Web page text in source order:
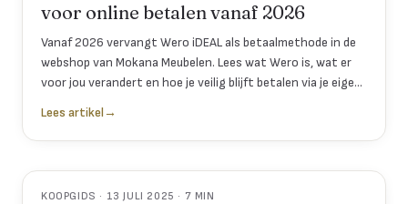
voor online betalen vanaf 2026
Vanaf 2026 vervangt Wero iDEAL als betaalmethode in de
webshop van Mokana Meubelen. Lees wat Wero is, wat er
voor jou verandert en hoe je veilig blijft betalen via je eigen
Lees artikel→
KOOPGIDS · 13 JULI 2025 · 7 MIN